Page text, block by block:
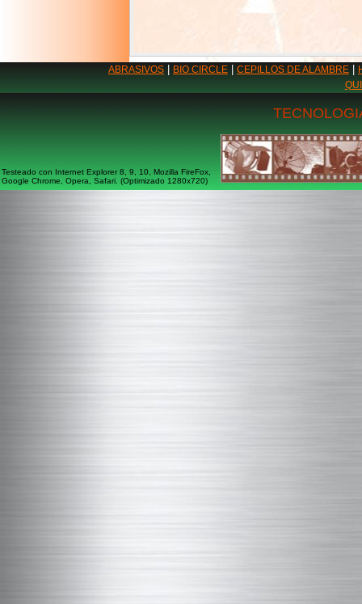
ABRASIVOS BIO CIRCLE CEPILLOS DE ALAMBRE
Testeado con Internet Explorer 8, 9, 10, Mozilla FireFox,
Google Chrome, Opera, Safari. (Optimizado 1280x720)